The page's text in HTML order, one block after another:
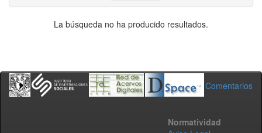
La búsqueda no ha producido resultados.
Comentarios
Normatividad